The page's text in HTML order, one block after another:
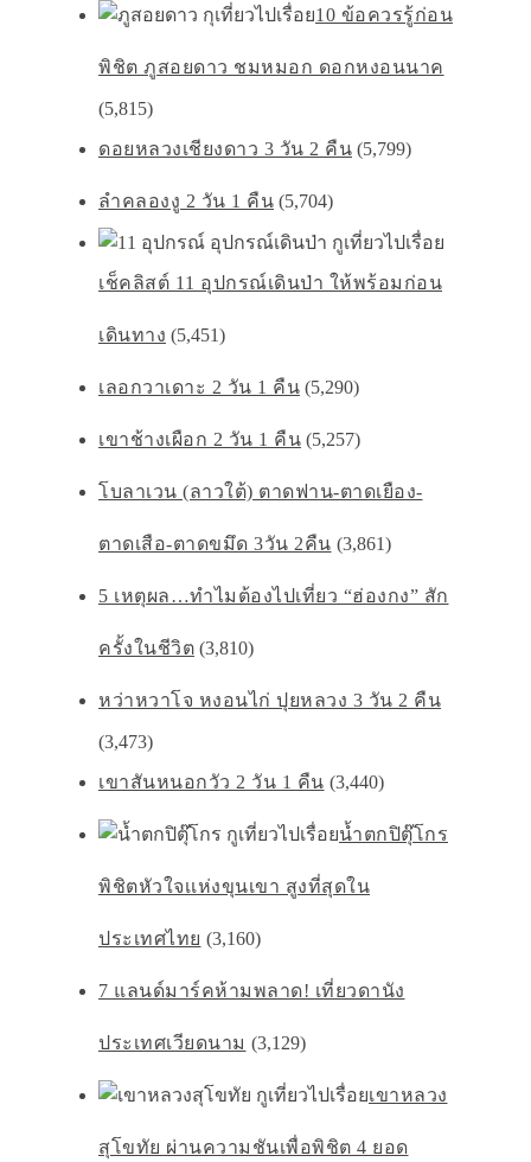
10 ข้อควรรู้ก่อน
พิชิต ภูสอยดาว ชมหมอก ดอกหงอนนาค
(5,815)
ดอยหลวงเชียงดาว 3 วัน 2 คืน (5,799)
ลำคลองงู 2 วัน 1 คืน (5,704)
เช็คลิสต์ 11 อุปกรณ์เดินป่า ให้พร้อมก่อน
เดินทาง (5,451)
เลอกวาเดาะ 2 วัน 1 คืน (5,290)
เขาช้างเผือก 2 วัน 1 คืน (5,257)
โบลาเวน (ลาวใต้) ตาดฟาน-ตาดเยือง-
ตาดเสือ-ตาดขมึด 3วัน 2คืน (3,861)
5 เหตุผล…ทำไมต้องไปเที่ยว “ฮ่องกง” สัก
ครั้งในชีวิต (3,810)
หว่าหวาโจ หงอนไก่ ปุยหลวง 3 วัน 2 คืน
(3,473)
เขาสันหนอกวัว 2 วัน 1 คืน (3,440)
น้ำตกปิตุ๊โกร
พิชิตหัวใจเเห่งขุนเขา สูงที่สุดใน
ประเทศไทย (3,160)
7 แลนด์มาร์คห้ามพลาด! เที่ยวดานัง
ประเทศเวียดนาม (3,129)
เขาหลวง
สุโขทัย ผ่านความชันเพื่อพิชิต 4 ยอด